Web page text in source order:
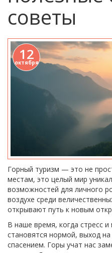
советы
12
октября
Горный туризм — это не
местам, это целый мир
возможностей для личного
воздухе среди
открывают путь к новым
В наше время, когда стресс
становятся нормой, выход
спасением. Горы учат нас